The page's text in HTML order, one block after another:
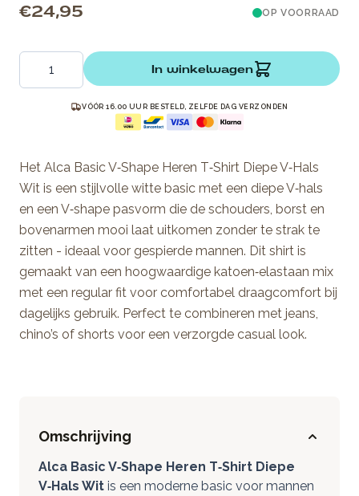
€ 24,95 OP VOORRAAD
Aantal
In winkelwagen
VÓÓR 16.00 UUR BESTELD, ZELFDE DAG VERZONDEN
Het Alca Basic V‑Shape Heren T‑Shirt Diepe V‑Hals
Wit is een stijlvolle witte basic met een diepe V‑hals
en een V‑shape pasvorm die de schouders, borst en
bovenarmen mooi laat uitkomen zonder te strak te
zitten - ideaal voor gespierde mannen. Dit shirt is
gemaakt van een hoogwaardige katoen‑elastaan mix
met een regular fit voor comfortabel draagcomfort bij
dagelijks gebruik. Perfect te combineren met jeans,
chino’s of shorts voor een verzorgde casual look.
Omschrijving
Alca Basic V‑Shape Heren T‑Shirt Diepe
V‑Hals Wit is een moderne basic voor mannen